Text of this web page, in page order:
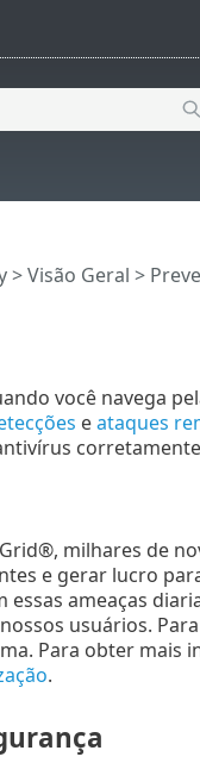
>Visão Geral >
você navega
eataques
milhares de
e gerar lucro
essas ameaças
usuários.
Para obter mais
.